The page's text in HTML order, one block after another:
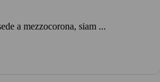
a mezzocorona, siam ...